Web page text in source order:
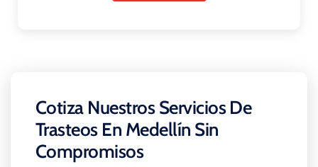
Cotiza Nuestros Servicios De
Trasteos En Medellín Sin
Compromisos